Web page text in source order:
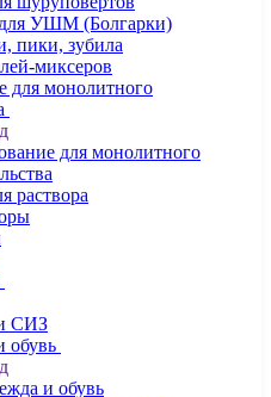
УШМ (Болгарки)
пики, зубила
миксеров
для монолитного
для монолитного
раствора
СИЗ
обувь
и обувь